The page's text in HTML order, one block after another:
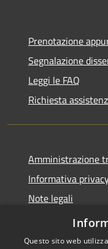
Prenotazione
Segnalazione
Leggi le FAQ
Richiesta
Amministrazione
Informativa
Note legali
Dichiarazione di
Questo sito web